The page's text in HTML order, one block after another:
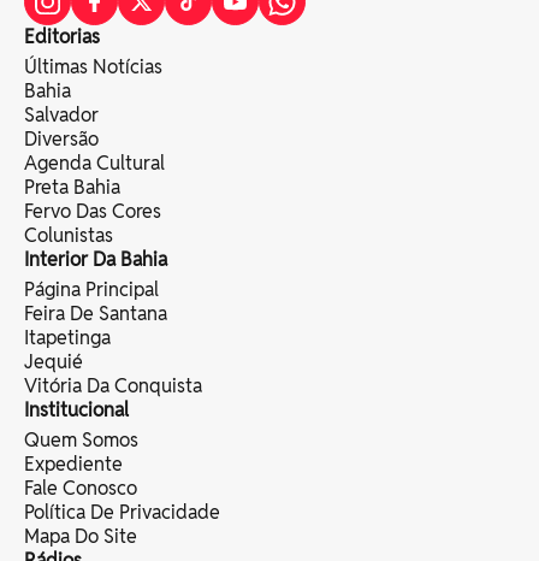
Editorias
Últimas Notícias
Bahia
Salvador
Diversão
Agenda Cultural
Preta Bahia
Fervo Das Cores
Colunistas
Interior Da Bahia
Página Principal
Feira De Santana
Itapetinga
Jequié
Vitória Da Conquista
Institucional
Quem Somos
Expediente
Fale Conosco
Política De Privacidade
Mapa Do Site